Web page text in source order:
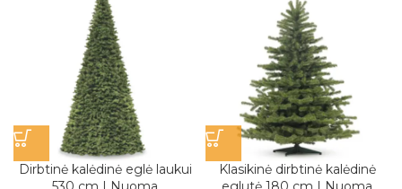
Dirbtinė kalėdinė eglė laukui
Klasikinė dirbtinė kalėdinė